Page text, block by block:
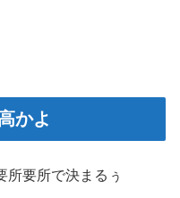
かよ
所要所で決まるぅ